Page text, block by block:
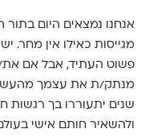
אנחנו נמצאים היום
מגייסות כאילו אין מחר.
פשוט העתיד, אבל אם
מנתק/ת את עצמך
שנים יתעוררו בך רגשות
ולהשאיר חותם אישי